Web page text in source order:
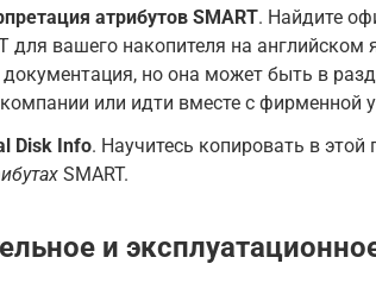
атрибутов SMART. Найдите
для вашего накопителя на английском
документация, но она может быть в
или идти вместе с фирменной
Disk Info. Научитесь копировать в
SMART.
и